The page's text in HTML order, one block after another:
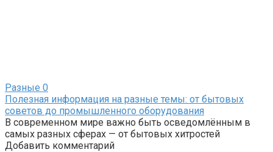
Разные 0
Полезная информация на разные темы: от бытовых
советов до промышленного оборудования
В современном мире важно быть осведомлённым в
самых разных сферах — от бытовых хитростей
Добавить комментарий